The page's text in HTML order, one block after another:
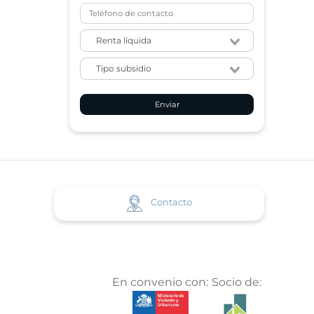
Enviar
Contacto
En convenio con: Socio de: